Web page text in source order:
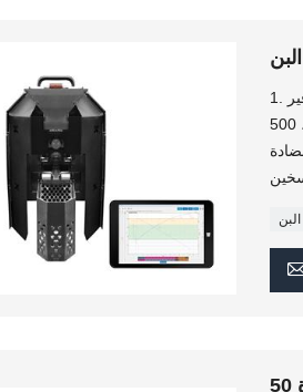
1. محمصة قهوة صغيرة. الوزن فقط 6 كجم. 2. السعة 50 جرام -150 جرام. 3. توفير
الطاقة ، 500W فقط. 4. يمكن تحديد التحكم اليدوي والتحكم الحرفي. 5. نظام جمع
مضادة